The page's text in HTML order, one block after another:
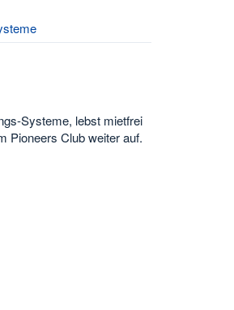
Systeme, lebst mietfrei
Pioneers Club weiter auf.